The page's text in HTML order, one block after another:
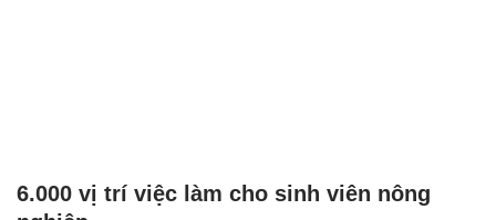
6.000 vị trí việc làm cho sinh viên nông